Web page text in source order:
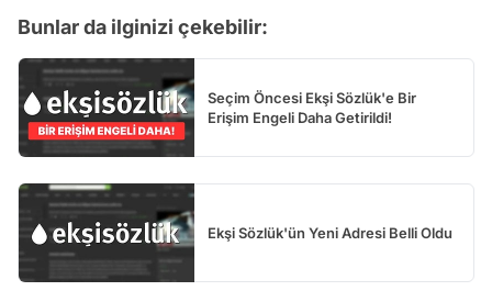
Bunlar da ilginizi çekebilir:
Seçim Öncesi Ekşi Sözlük'e Bir
Erişim Engeli Daha Getirildi!
Ekşi Sözlük'ün Yeni Adresi Belli Oldu